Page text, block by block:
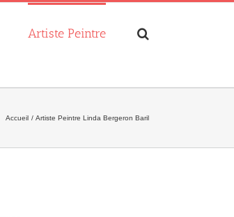
Artiste Peintre
Accueil Artiste Peintre Linda Bergeron Baril